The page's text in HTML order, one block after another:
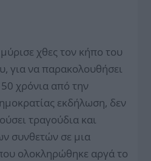
χθες τον κήπο του
για να παρακολουθήσει
χρόνια από την
εκδήλωση, δεν
τραγούδια και
συνθετών σε μια
ολοκληρώθηκε αργά το